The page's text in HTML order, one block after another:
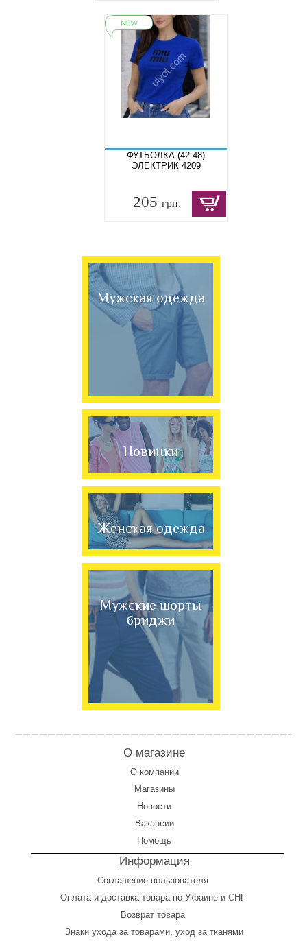
ФУТБОЛКА (42-48)
ЭЛЕКТРИК 4209
205 грн.
Мужская одежда
Новинки
Женская одежда
Мужские шорты
бриджи
О магазине
О компании
Магазины
Новости
Вакансии
Помощь
Информация
Соглашение пользователя
Оплатаи доставка товара по Украине и СНГ
Возврат товара
Знаки ухода за товарами, уход за тканями